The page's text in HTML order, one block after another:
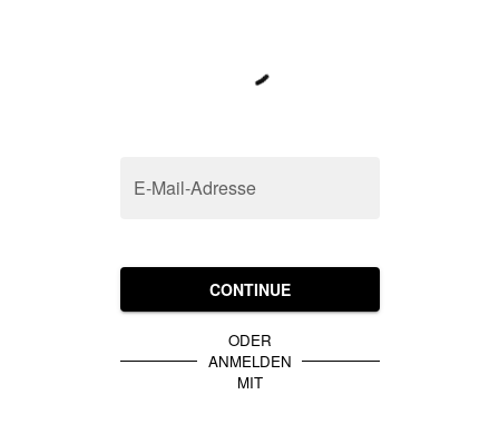
E-Mail-Adresse
CONTINUE
ODER
ANMELDEN
MIT